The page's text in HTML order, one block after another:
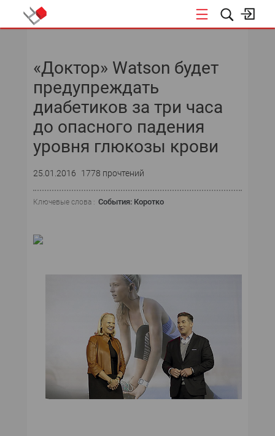
ТЕКУЩИЙ НОМЕР
«Доктор» Watson будет
предупреждать
диабетиков за три часа
до опасного падения
уровня глюкозы крови
25.01.2016 1778 прочтений
Ключевые слова : События: Коротко